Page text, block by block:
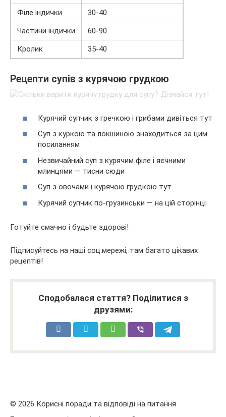
Філе індички
30-40
Частини індички
60-90
Кролик
35-40
Рецепти супів з курячою грудкою
Курячий супчик з гречкою і грибами дивіться тут
Суп з куркою та локшиною знаходиться за цим
посиланням
Незвичайний суп з курячим філе і яєчними
млинцями — тисни сюди
Суп з овочами і курячою грудкою тут
Курячий супчик по-грузинськи — на цій сторінці
Готуйте смачно і будьте здорові!
Підписуйтесь на наші соц.мережі, там багато цікавих
рецептів!
Сподобалася стаття? Поділитися з
друзями:
© 2026 Корисні поради та відповіді на питання